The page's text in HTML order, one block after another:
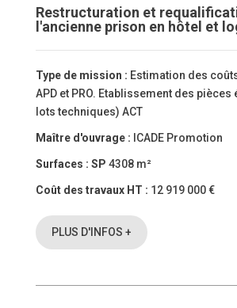
Restructuration et
l'ancienne prison en hôtel et
Type de mission : Estimation des
APD et PRO. Etablissement des
lots techniques) ACT
Maître d'ouvrage : ICADE Promotion
Surfaces : SP 4308 m²
Coût des travaux HT : 12 919 000 €
PLUS D'INFOS +